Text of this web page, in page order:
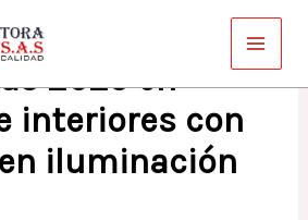
2025 en
interiores con
iluminación